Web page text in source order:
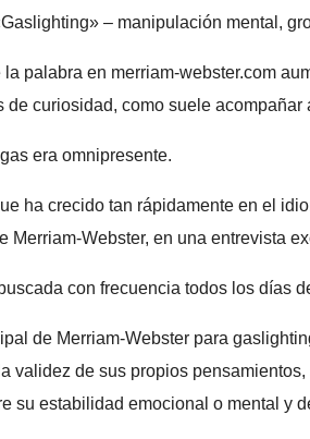
– manipulación mental,
la palabra en merriam-webster.com
de curiosidad, como suele
era omnipresente.
ha crecido tan rápidamente en el
Merriam-Webster, en una entrevista
con frecuencia todos los días
de Merriam-Webster para
validez de sus propios
su estabilidad emocional o mental y